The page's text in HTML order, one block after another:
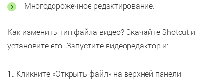
Многодорожечное редактирование.
Как изменить тип файла видео? Скачайте Shotcut и
установите его. Запустите видеоредактор и:
1. Кликните «Открыть файл» на верхней панели.